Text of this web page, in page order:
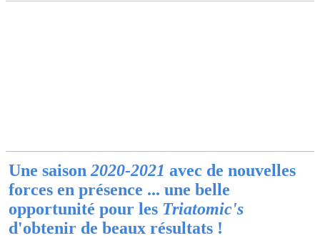
Une saison 2020-2021 avec de nouvelles
forces en présence ... une belle
opportunité pour les Triatomic's
d'obtenir de beaux résultats !